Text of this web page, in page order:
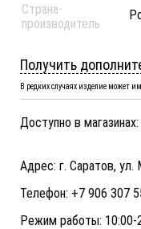
Страна-
производитель
Получить
В редких случаях изделие может
Доступно в магазинах:
Адрес: г. Саратов,
Телефон: +7 906 307
Режим работы: 10:00-